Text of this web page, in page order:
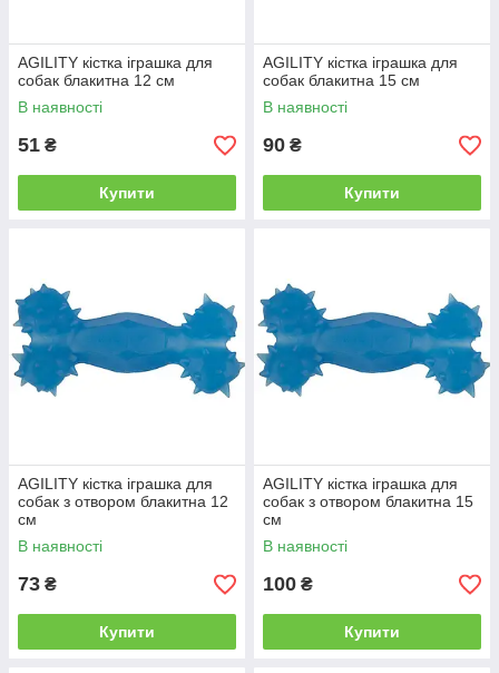
AGILITY кістка іграшка для
собак блакитна 12 см
В наявності
51 ₴
Купити
AGILITY кістка іграшка для
собак блакитна 15 см
В наявності
90 ₴
Купити
AGILITY кістка іграшка для
собак з отвором блакитна 12
см
В наявності
73 ₴
Купити
AGILITY кістка іграшка для
собак з отвором блакитна 15
см
В наявності
100 ₴
Купити